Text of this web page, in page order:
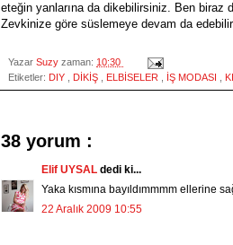
eteğin yanlarına da dikebilirsiniz. Ben biraz
Zevkinize göre süslemeye devam da
Yazar Suzy zaman: 10:30
Etiketler: DIY DİKİŞ ELBİSELER İŞ MODASI
38 yorum :
Elif UYSAL dedi ki...
Yaka kısmına bayıldımmmm ellerine
22 Aralık 2009 10:55